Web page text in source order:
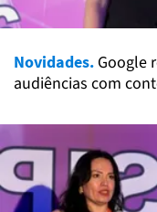
Novidades. Google
audiências com